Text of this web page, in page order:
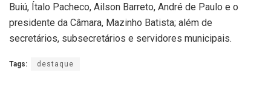
Buiú, Ítalo Pacheco, Ailson Barreto, André de Paulo e o
presidente da Câmara, Mazinho Batista; além de
secretários, subsecretários e servidores municipais.
Tags: destaque